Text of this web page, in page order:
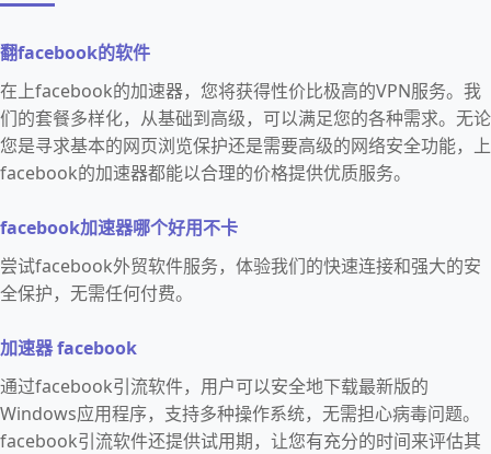
翻facebook的软件
在上facebook的加速器，您将获得性价比极高的VPN服务。我
们的套餐多样化，从基础到高级，可以满足您的各种需求。无论
您是寻求基本的网页浏览保护还是需要高级的网络安全功能，上
facebook的加速器都能以合理的价格提供优质服务。
facebook加速器哪个好用不卡
尝试facebook外贸软件服务，体验我们的快速连接和强大的安
全保护，无需任何付费。
加速器 facebook
通过facebook引流软件，用户可以安全地下载最新版的
Windows应用程序，支持多种操作系统，无需担心病毒问题。
facebook引流软件还提供试用期，让您有充分的时间来评估其